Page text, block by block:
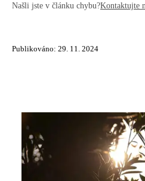
Našli jste v článku chybu?Kontaktujte
Publikováno: 29. 11. 2024